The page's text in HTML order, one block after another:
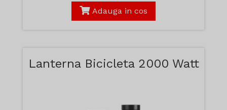
Adauga in cos
Lanterna Bicicleta 2000 Watt